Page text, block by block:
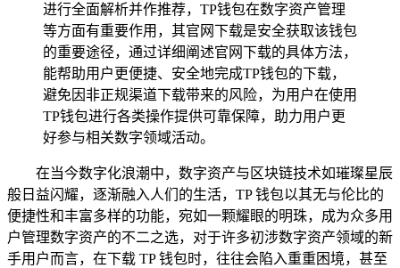
进行全面解析并作推荐，TP钱包在数字资产管理
等方面有重要作用，其官网下载是安全获取该钱包
的重要途径，通过详细阐述官网下载的具体方法，
能帮助用户更便捷、安全地完成TP钱包的下载，
避免因非正规渠道下载带来的风险，为用户在使用
TP钱包进行各类操作提供可靠保障，助力用户更
好参与相关数字领域活动。
在当今数字化浪潮中，数字资产与区块链技术如璀璨星辰
般日益闪耀，逐渐融入人们的生活，TP 钱包以其无与伦比的
便捷性和丰富多样的功能，宛如一颗耀眼的明珠，成为众多用
户管理数字资产的不二之选，对于许多初涉数字资产领域的新
手用户而言，在下载 TP 钱包时，往往会陷入重重困境，甚至